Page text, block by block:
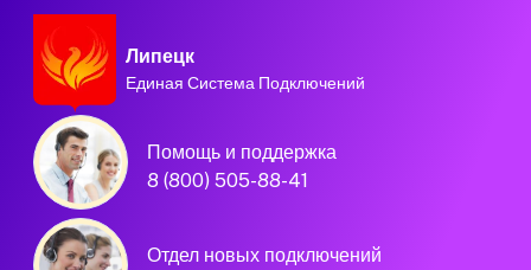
Липецк
Единая Система Подключений
Помощь и поддержка
8 (800) 505-88-41
Отдел новых подключений
Домашний интернет и
телевидение
Билайн в городе